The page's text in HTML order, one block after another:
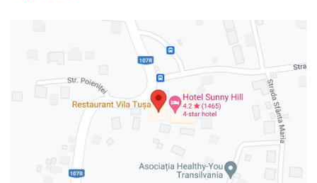
terasa restaurantului, personalul nostru iti sta la dispozitie si
suntem bucurosi ca te putem rasfata. Pentru noi este important
sa stim ca te-ai simtit bine, ca mancarea a fost pe placul tau, ca
servirea a fost la inaltime, ca vei spune si altora despre
experienta culinara pe care ai avut-o la noi.